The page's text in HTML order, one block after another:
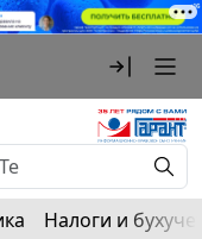
Налоги и